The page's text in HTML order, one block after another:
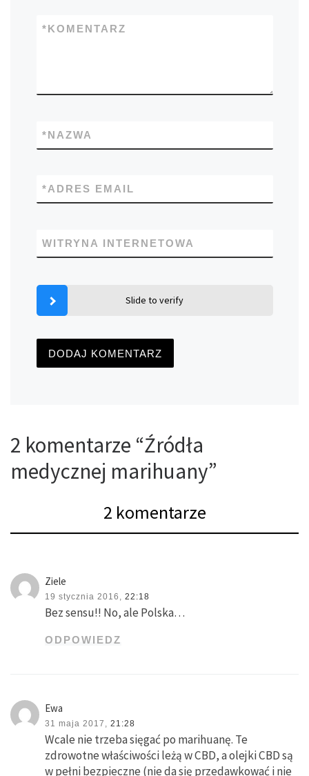
KOMENTARZ
*
NAZWA
*
ADRES EMAIL
*
WITRYNA INTERNETOWA
Slide to verify
2 komentarze “Źródła
medycznej marihuany”
2 komentarze
Ziele
19 stycznia 2016, 22:18
Bez sensu!! No, ale Polska…
ODPOWIEDZ
Ewa
31 maja 2017, 21:28
Wcale nie trzeba sięgać po marihuanę. Te
zdrowotne właściwości leżą w CBD, a olejki CBD są
w pełni bezpieczne (nie da się przedawkować i nie